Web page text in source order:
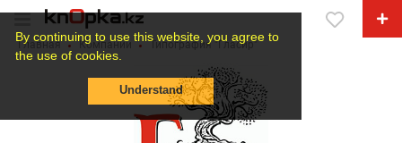
By continuing to use this website, you agree to
the use of cookies.
Understand
Главная Компании Типография "Гласир"